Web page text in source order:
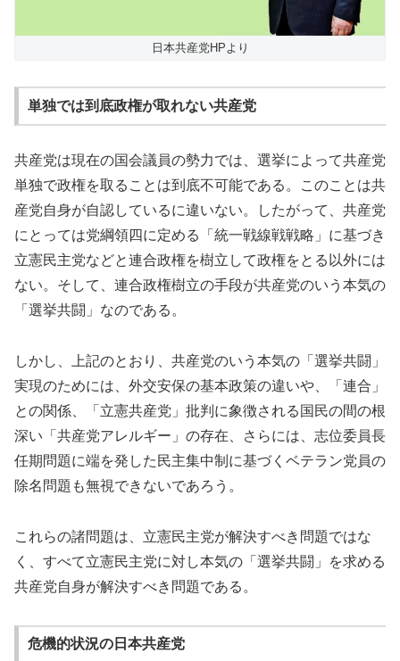
日本共産党HPより
単独では到底政権が取れない共産党
共産党は現在の国会議員の勢力では、選挙によって共産党
単独で政権を取ることは到底不可能である。このことは共
産党自身が自認しているに違いない。したがって、共産党
にとっては党綱領四に定める「統一戦線戦戦略」に基づき
立憲民主党などと連合政権を樹立して政権をとる以外には
ない。そして、連合政権樹立の手段が共産党のいう本気の
「選挙共闘」なのである。
しかし、上記のとおり、共産党のいう本気の「選挙共闘」
実現のためには、外交安保の基本政策の違いや、「連合」
との関係、「立憲共産党」批判に象徴される国民の間の根
深い「共産党アレルギー」の存在、さらには、志位委員長
任期問題に端を発した民主集中制に基づくベテラン党員の
除名問題も無視できないであろう。
これらの諸問題は、立憲民主党が解決すべき問題ではな
く、すべて立憲民主党に対し本気の「選挙共闘」を求める
共産党自身が解決すべき問題である。
危機的状況の日本共産党